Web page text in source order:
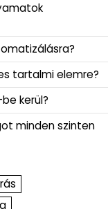
tartalmi elemre?
kerül?
minden szinten